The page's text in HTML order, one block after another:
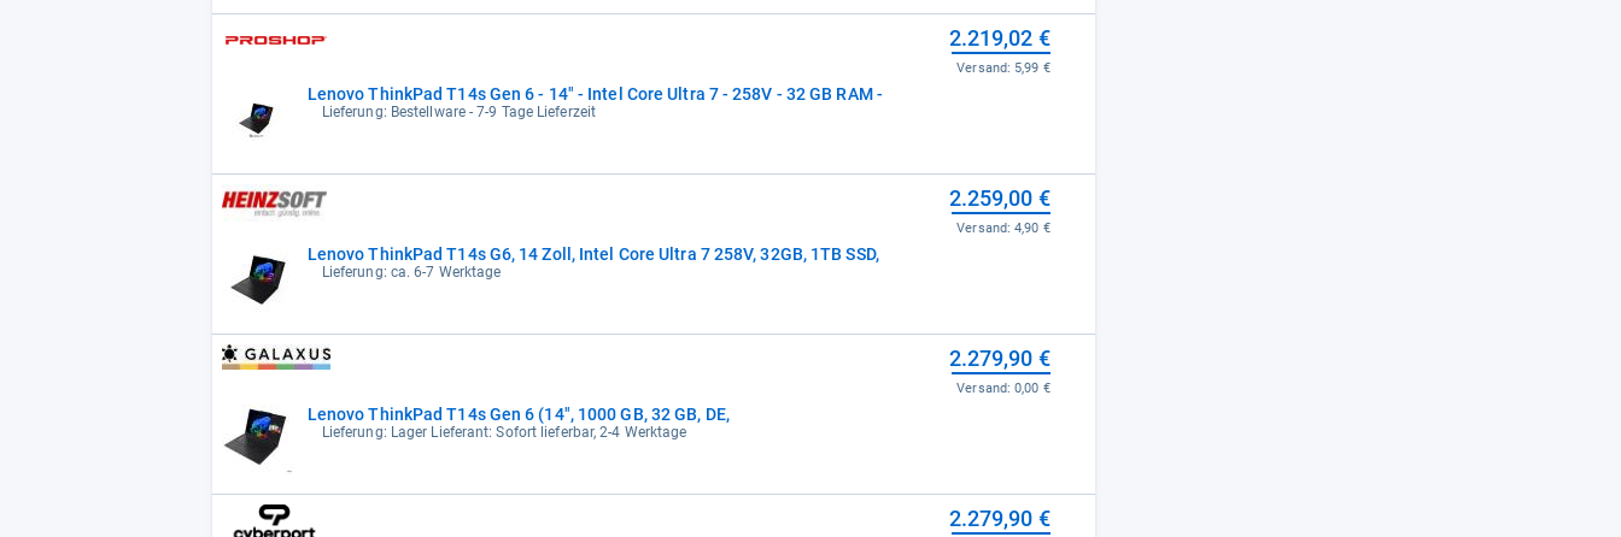
Lenovo ThinkPad T14s Gen 6 - 14" - Intel Core Ultra 7 - 258V - 32 GB RAM -
Lieferung: Bestellware - 7-9 Tage Lieferzeit
2.219,02 €
Versand: 5,99 €
Lenovo ThinkPad T14s G6, 14 Zoll, Intel Core Ultra 7 258V, 32GB, 1TB SSD,
Lieferung: ca. 6-7 Werktage
2.259,00 €
Versand:4,90 €
Lenovo ThinkPad T14s Gen 6 (14", 1000 GB, 32 GB, DE,
Lieferung: Lager Lieferant: Sofort lieferbar, 2-4 Werktage
2.279,90 €
Versand:0,00 €
2.279,90 €